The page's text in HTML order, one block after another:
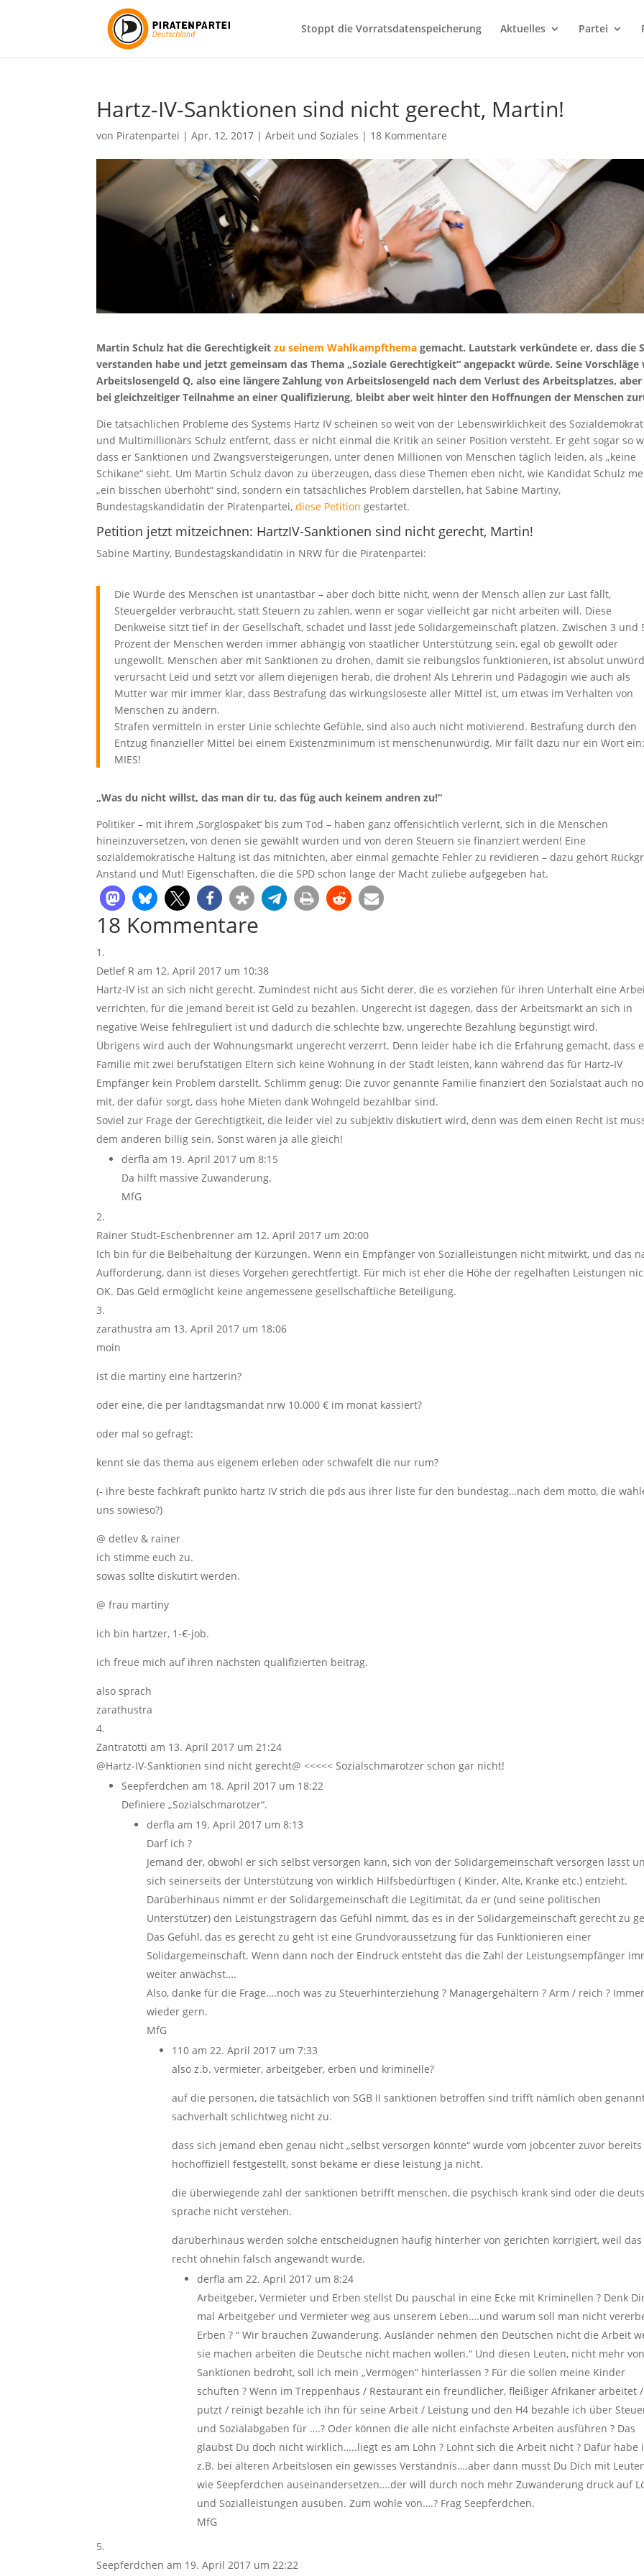
Stoppt die Vorratsdatenspeicherung Aktuelles Partei
Hartz-IV-Sanktionen sind nicht gerecht, Martin!
von Piratenpartei |Apr. 12, 2017 |Arbeit und Soziales | 18 Kommentare
Martin Schulz hat die Gerechtigkeitzu seinem Wahlkampfthema gemacht. Lautstark verkündete er, dass die
verstanden habe und jetzt gemeinsam das Thema „Soziale Gerechtigkeit“ angepackt würde. Seine Vorschläge
Arbeitslosengeld Q, also eine längere Zahlung von Arbeitslosengeld nach dem Verlust des Arbeitsplatzes,
bei gleichzeitiger Teilnahme an einer Qualifizierung, bleibt aber weit hinter den Hoffnungen der Menschen
Die tatsächlichen Probleme des Systems Hartz IV scheinen so weit von der Lebenswirklichkeit des
und Multimillionärs Schulz entfernt, dass er nicht einmal die Kritik an seiner Position versteht. Er geht sogar so
dass er Sanktionen und Zwangsversteigerungen, unter denen Millionen von Menschen täglich leiden, als „keine
Schikane“ sieht. Um Martin Schulz davon zu überzeugen, dass diese Themen eben nicht, wie Kandidat Schulz
„ein bisschen überhöht“ sind, sondern ein tatsächliches Problem darstellen, hat Sabine Martiny,
Bundestagskandidatin der Piratenpartei,diese Petition gestartet.
Petition jetzt mitzeichnen: HartzIV-Sanktionen sind nicht gerecht, Martin!
Sabine Martiny, Bundestagskandidatin in NRW für die Piratenpartei:
Die Würde des Menschen ist unantastbar – aber doch bitte nicht, wenn der Mensch allen zur Last fällt,
Steuergelder verbraucht, statt Steuern zu zahlen, wenn er sogar vielleicht gar nicht arbeiten will. Diese
Denkweise sitzt tief in der Gesellschaft, schadet und lässt jede Solidargemeinschaft platzen. Zwischen 3 und
Prozent der Menschen werden immer abhängig von staatlicher Unterstützung sein, egal ob gewollt oder
ungewollt. Menschen aber mit Sanktionen zu drohen, damit sie reibungslos funktionieren, ist absolut
verursacht Leid und setzt vor allem diejenigen herab, die drohen! Als Lehrerin und Pädagogin wie auch als
Mutter war mir immer klar, dass Bestrafung das wirkungsloseste aller Mittel ist, um etwas im Verhalten von
Menschen zu ändern.
Strafen vermitteln in erster Linie schlechte Gefühle, sind also auch nicht motivierend. Bestrafung durch den
Entzug finanzieller Mittel bei einem Existenzminimum ist menschenunwürdig. Mir fällt dazu nur ein Wort ein:
MIES!
„Was du nicht willst, das man dir tu, das füg auch keinem andren zu!“
Politiker – mit ihrem ‚Sorglospaket‘ bis zum Tod – haben ganz offensichtlich verlernt, sich in die Menschen
hineinzuversetzen, von denen sie gewählt wurden und von deren Steuern sie finanziert werden! Eine
sozialdemokratische Haltung ist das mitnichten, aber einmal gemachte Fehler zu revidieren – dazu gehört
Anstand und Mut! Eigenschaften, die die SPD schon lange der Macht zuliebe aufgegeben hat.
18 Kommentare
Detlef R am 12. April 2017 um 10:38
Hartz-IV ist an sich nicht gerecht. Zumindest nicht aus Sicht derer, die es vorziehen für ihren Unterhalt eine
verrichten, für die jemand bereit ist Geld zu bezahlen. Ungerecht ist dagegen, dass der Arbeitsmarkt an sich in
negative Weise fehlreguliert ist und dadurch die schlechte bzw, ungerechte Bezahlung begünstigt wird.
Übrigens wird auch der Wohnungsmarkt ungerecht verzerrt. Denn leider habe ich die Erfahrung gemacht, dass
Familie mit zwei berufstätigen Eltern sich keine Wohnung in der Stadt leisten, kann während das für Hartz-IV
Empfänger kein Problem darstellt. Schlimm genug: Die zuvor genannte Familie finanziert den Sozialstaat auch
mit, der dafür sorgt, dass hohe Mieten dank Wohngeld bezahlbar sind.
Soviel zur Frage der Gerechtigtkeit, die leider viel zu subjektiv diskutiert wird, denn was dem einen Recht ist
dem anderen billig sein. Sonst wären ja alle gleich!
derfla am 19. April 2017 um 8:15
Da hilft massive Zuwanderung.
MfG
Rainer Studt-Eschenbrenner am 12. April 2017 um 20:00
Ich bin für die Beibehaltung der Kürzungen. Wenn ein Empfänger von Sozialleistungen nicht mitwirkt, und das
Aufforderung, dann ist dieses Vorgehen gerechtfertigt. Für mich ist eher die Höhe der regelhaften Leistungen
OK. Das Geld ermöglicht keine angemessene gesellschaftliche Beteiligung.
zarathustra am 13. April 2017 um 18:06
moin
ist die martiny eine hartzerin?
oder eine, die per landtagsmandat nrw 10.000 € im monat kassiert?
oder mal so gefragt:
kennt sie das thema aus eigenem erleben oder schwafelt die nur rum?
(- ihre beste fachkraft punkto hartz IV strich die pds aus ihrer liste für den bundestag…nach dem motto, die
uns sowieso?)
@ detlev & rainer
ich stimme euch zu.
sowas sollte diskutirt werden.
@ frau martiny
ich bin hartzer, 1-€-job.
ich freue mich auf ihren nächsten qualifizierten beitrag.
also sprach
zarathustra
Zantratotti am 13. April 2017 um 21:24
@Hartz-IV-Sanktionen sind nicht gerecht@ <<<<< Sozialschmarotzer schon gar nicht!
Seepferdchen am 18. April 2017 um 18:22
Definiere „Sozialschmarotzer“.
derfla am 19. April 2017 um 8:13
Darf ich ?
Jemand der, obwohl er sich selbst versorgen kann, sich von der Solidargemeinschaft versorgen lässt
sich seinerseits der Unterstützung von wirklich Hilfsbedürftigen ( Kinder, Alte, Kranke etc.) entzieht.
Darüberhinaus nimmt er der Solidargemeinschaft die Legitimität, da er (und seine politischen
Unterstützer) den Leistungsträgern das Gefühl nimmt, das es in der Solidargemeinschaft gerecht zu
Das Gefühl, das es gerecht zu geht ist eine Grundvoraussetzung für das Funktionieren einer
Solidargemeinschaft. Wenn dann noch der Eindruck entsteht das die Zahl der Leistungsempfänger
weiter anwächst….
Also, danke für die Frage….noch was zu Steuerhinterziehung ? Managergehältern ? Arm / reich ? Immer
wieder gern.
MfG
110 am 22. April 2017 um 7:33
also z.b. vermieter, arbeitgeber, erben und kriminelle?
auf die personen, die tatsächlich von SGB II sanktionen betroffen sind trifft nämlich oben
sachverhalt schlichtweg nicht zu.
dass sich jemand eben genau nicht „selbst versorgen könnte“ wurde vom jobcenter zuvor bereits
hochoffiziell festgestellt, sonst bekäme er diese leistung ja nicht.
die überwiegende zahl der sanktionen betrifft menschen, die psychisch krank sind oder die
sprache nicht verstehen.
darüberhinaus werden solche entscheidugnen häufig hinterher von gerichten korrigiert, weil das
recht ohnehin falsch angewandt wurde.
derfla am 22. April 2017 um 8:24
Arbeitgeber, Vermieter und Erben stellst Du pauschal in eine Ecke mit Kriminellen ? Denk
mal Arbeitgeber und Vermieter weg aus unserem Leben….und warum soll man nicht
Erben ? “ Wir brauchen Zuwanderung. Ausländer nehmen den Deutschen nicht die Arbeit
sie machen arbeiten die Deutsche nicht machen wollen.“ Und diesen Leuten, nicht mehr von
Sanktionen bedroht, soll ich mein „Vermögen“ hinterlassen ? Für die sollen meine Kinder
schuften ? Wenn im Treppenhaus / Restaurant ein freundlicher, fleißiger Afrikaner arbeitet /
putzt / reinigt bezahle ich ihn für seine Arbeit / Leistung und den H4 bezahle ich über
und Sozialabgaben für ….? Oder können die alle nicht einfachste Arbeiten ausführen ? Das
glaubst Du doch nicht wirklich…..liegt es am Lohn ? Lohnt sich die Arbeit nicht ? Dafür habe
z.B. bei älteren Arbeitslosen ein gewisses Verständnis….aber dann musst Du Dich mit
wie Seepferdchen auseinandersetzen….der will durch noch mehr Zuwanderung druck auf
und Sozialleistungen ausüben. Zum wohle von….? Frag Seepferdchen.
MfG
Seepferdchen am 19. April 2017 um 22:22